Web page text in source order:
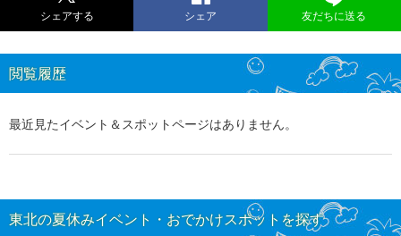
シェアする シェア 友だちに送る
閲覧履歴
最近見たイベント＆スポットページはありません。
東北の夏休みイベント・おでかけスポットを探す